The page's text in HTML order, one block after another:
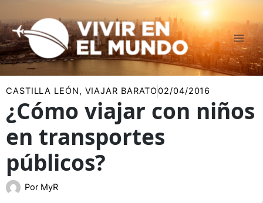
al
contenido
CASTILLA LEÓN, VIAJAR BARATO02/04/2016
¿Cómo viajar con niños
en transportes
públicos?
Por MyR